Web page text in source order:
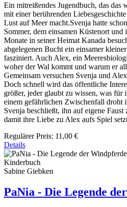
Ein mitreißendes Jugendbuch, das das
mit einer berührenden
Lust auf Meer macht.Svenja hatte
Sommer, dem einsamen Küstenort und
Monate in seiner Heimat Kanada
abgelegenen Bucht ein einsamer
fasziniert. Auch Alex, ein
woher der Wal kommt und warum er
Gemeinsam versuchen Svenja und
Doch schnell wird das öffentliche
größer, jeder glaubt zu wissen, was für
einem gefährlichen Zwischenfall droht
Svenja beschließt, ihn auf eigene Faust
damit ihre Liebe zu Alex aufs Spiel
Regulärer Preis: 11,00 €
Details
Kinderbuch
Sabine Giebken
PaNia - Die Legende